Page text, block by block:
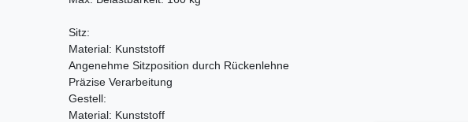
Sitz:
Material: Kunststoff
Angenehme Sitzposition durch Rückenlehne
Präzise Verarbeitung
Gestell:
Material: Kunststoff